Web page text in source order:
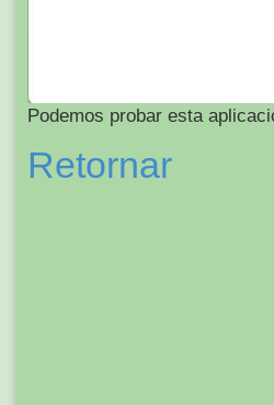
Podemos probar esta
Retornar